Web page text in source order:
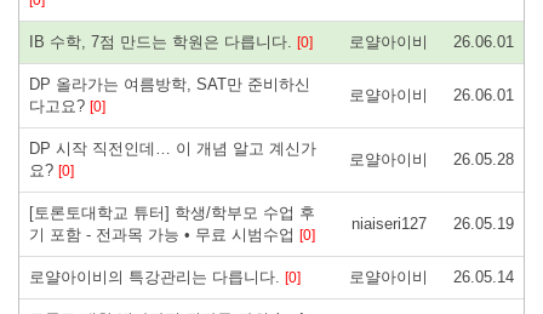
IB 수학, 7점 만드는 학원은 다릅니다. [0] 로얄아이비 26.06.01
DP 올라가는 여름방학, SAT만 준비하신
다고요? [0]
로얄아이비 26.06.01
DP 시작 직전인데… 이 개념 알고 계신가
요? [0]
로얄아이비 26.05.28
[토론토대학교 튜터] 학생/학부모 수업 후
기 포함 - 전과목 가능 • 무료 시범수업 [0]
niaiseri127 26.05.19
로얄아이비의 특강관리는 다릅니다. [0] 로얄아이비 26.05.14